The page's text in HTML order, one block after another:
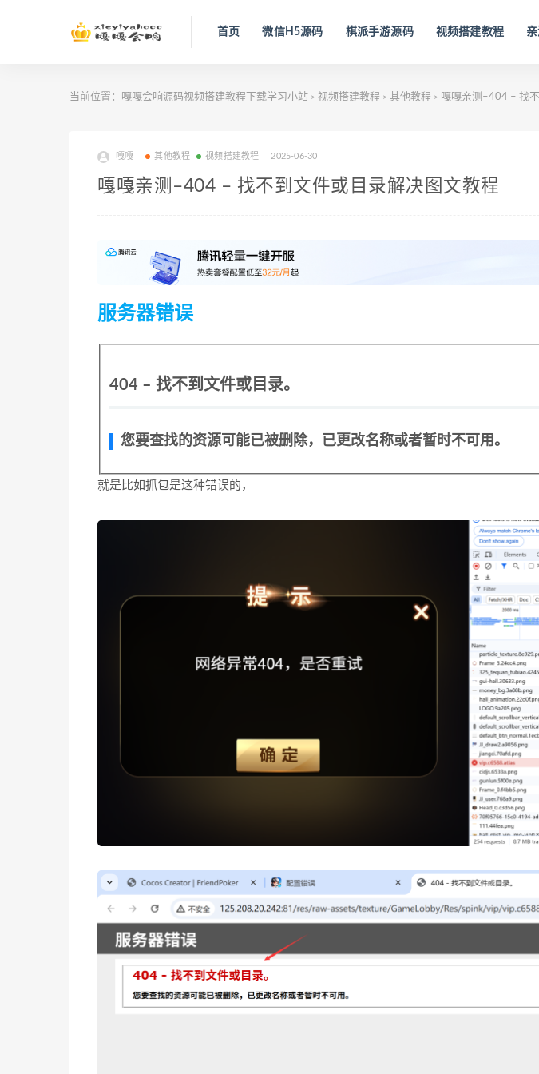
首页 微信H5源码 棋派手游源码 视频搭建教程
当前位置： 嘎嘎会响源码视频搭建教程下载学习小站 > 视频搭建教程 > 其他教程 > 嘎嘎亲测–404 – 找
嘎嘎 其他教程 视频搭建教程 2025-06-30
嘎嘎亲测–404 – 找不到文件或目录解决图文教程
服务器错误
404 – 找不到文件或目录。
您要查找的资源可能已被删除，已更改名称或者暂时不可用。
就是比如抓包是这种错误的，